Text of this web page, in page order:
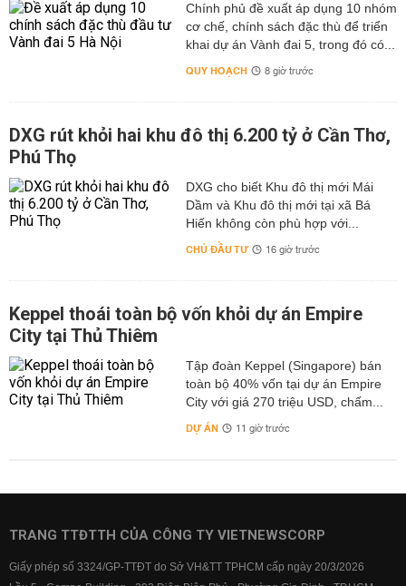
Chính phủ đề xuất áp dụng 10 nhóm
cơ chế, chính sách đặc thù để triển
khai dự án Vành đai 5, trong đó có...
QUY HOẠCH 8 giờ trước
DXG rút khỏi hai khu đô thị 6.200 tỷ ở Cần Thơ,
Phú Thọ
DXG cho biết Khu đô thị mới Mái
Dầm và Khu đô thị mới tại xã Bá
Hiến không còn phù hợp với...
CHỦ ĐẦU TƯ 16 giờ trước
Keppel thoái toàn bộ vốn khỏi dự án Empire
City tại Thủ Thiêm
Tập đoàn Keppel (Singapore) bán
toàn bộ 40% vốn tại dự án Empire
City với giá 270 triệu USD, chấm...
DỰ ÁN 11 giờ trước
TRANG TTĐTTH CỦA CÔNG TY VIETNEWSCORP
Giấy phép số 3324/GP-TTĐT do Sở VH&TT TPHCM cấp ngày 20/3/2026